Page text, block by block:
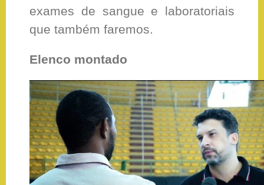
exames de sangue e laboratoriais
que também faremos.
Elenco montado